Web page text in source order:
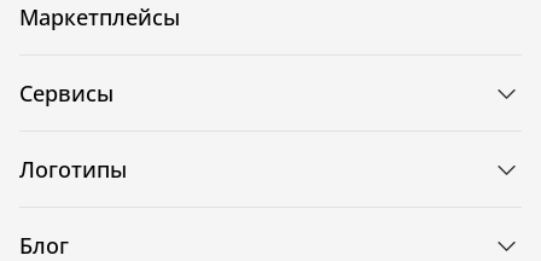
Маркетплейсы
Сервисы
Логотипы
Блог